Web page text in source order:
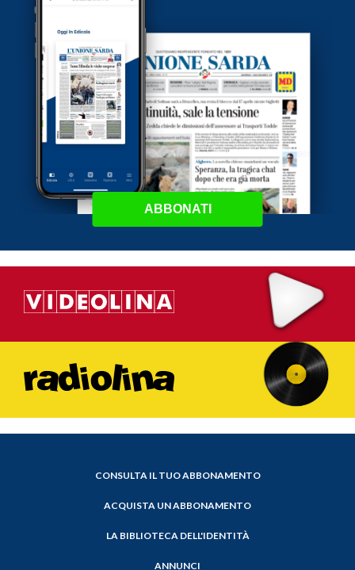
ABBONATI
CONSULTA IL TUO ABBONAMENTO
ACQUISTA UN ABBONAMENTO
LA BIBLIOTECA DELL'IDENTITÀ
ANNUNCI